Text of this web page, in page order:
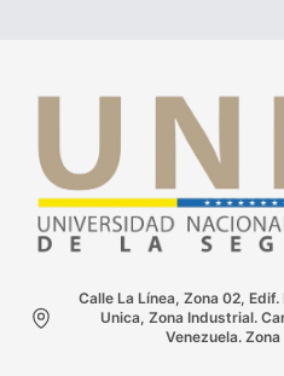
Calle La Línea, Zona 02,
Unica, Zona Industrial.
Venezuela.